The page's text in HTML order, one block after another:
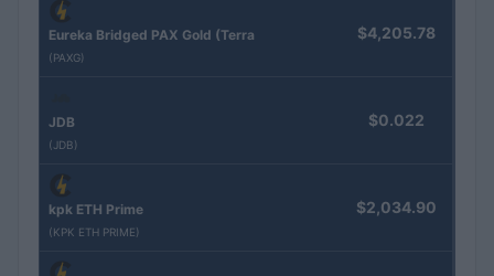
Eureka Bridged PAX Gold (Terra
(PAXG)
$4,205.78
JDB
(JDB)
$0.022
kpk ETH Prime
(KPK ETH PRIME)
$2,034.90